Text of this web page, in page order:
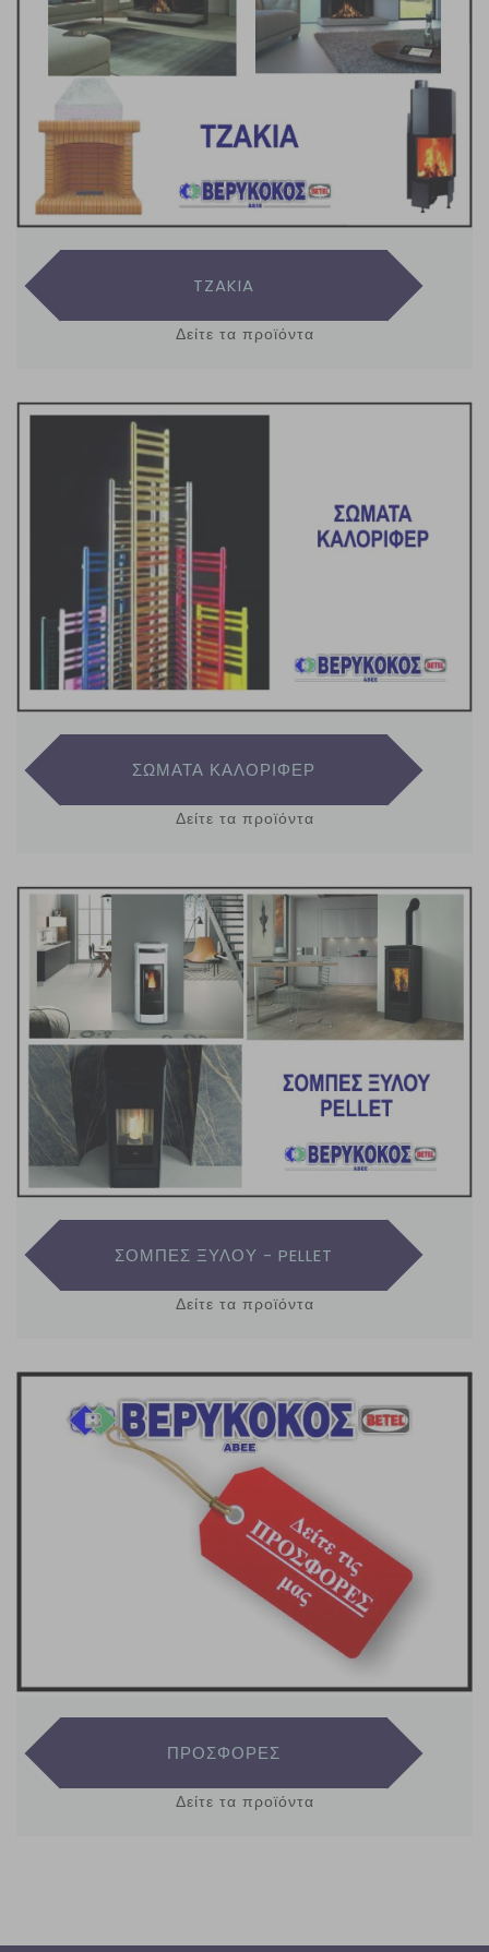
TZAKIA
Δείτε τα προϊόντα
ΣΩΜΑΤΑ ΚΑΛΟΡΙΦΕΡ
Δείτε τα προϊόντα
ΣΟΜΠΕΣ ΞΥΛΟΥ - PELLET
Δείτε τα προϊόντα
ΠΡΟΣΦΟΡΕΣ
Δείτε τα προϊόντα